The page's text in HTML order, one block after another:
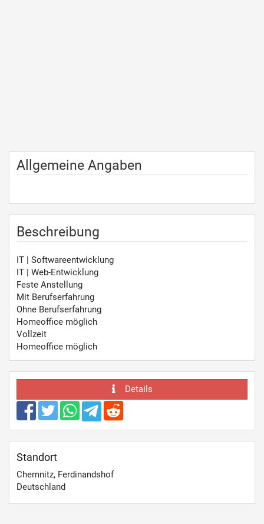
Allgemeine Angaben
Beschreibung
IT | Softwareentwicklung
IT | Web-Entwicklung
Feste Anstellung
Mit Berufserfahrung
Ohne Berufserfahrung
Homeoffice möglich
Vollzeit
Homeoffice möglich
Details
Standort
Chemnitz, Ferdinandshof
Deutschland